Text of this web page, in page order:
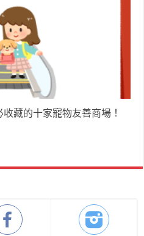
藏的十家寵物友善商場！